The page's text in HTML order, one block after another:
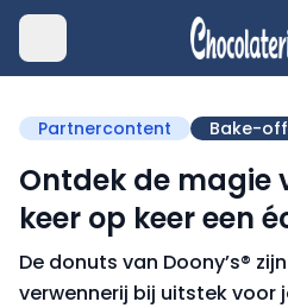
Partnercontent Bake-
Ontdek de magie
keer op keer een
De donuts van Doony’s®
verwennerij bij uitstek voor